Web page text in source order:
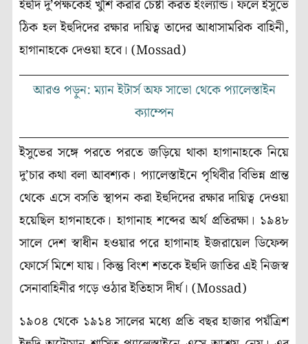
ইহুদি দু’পক্ষকেই খুশি করার চেষ্টা করত ইংল্যান্ড। ফলে ইসুভে
ঠিক হল ইহুদিদের রক্ষার দায়িত্ব তাদের আধাসামরিক বাহিনী,
হাগানাহকে দেওয়া হবে। (Mossad)
আরও পড়ুন: ম্যান ইটার্স অফ সাভো থেকে প্যালেস্তাইন
ক্যাম্পেন
ইসুভের সঙ্গে পরতে পরতে জড়িয়ে থাকা হাগানাহকে নিয়ে
দু’চার কথা বলা আবশ্যক। প্যালেস্তাইনে পৃথিবীর বিভিন্ন প্রান্ত
থেকে এসে বসতি স্থাপন করা ইহুদিদের রক্ষার দায়িত্ব দেওয়া
হয়েছিল হাগনাহকে। হাগানাহ শব্দের অর্থ প্রতিরক্ষা। ১৯৪৮
সালে দেশ স্বাধীন হওয়ার পরে হাগানাহ ইজরায়েল ডিফেন্স
ফোর্সে মিশে যায়। কিন্তু বিংশ শতকে ইহুদি জাতির এই নিজস্ব
সেনাবাহিনীর গড়ে ওঠার ইতিহাস দীর্ঘ। (Mossad)
১৯০৪ থেকে ১৯১৪ সালের মধ্যে প্রতি বছর হাজার পয়ঁত্রিশ